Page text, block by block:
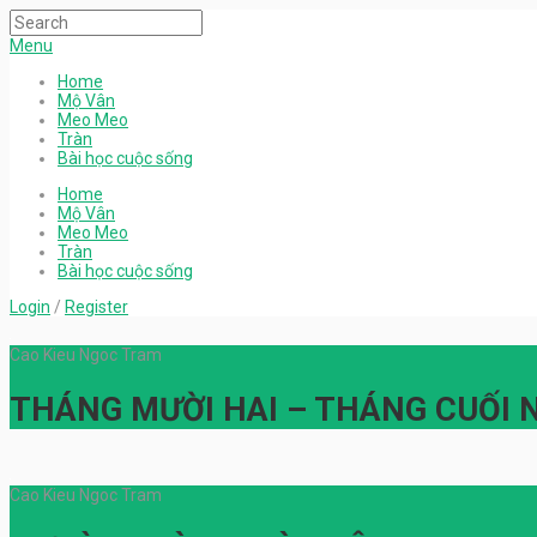
Menu
Home
Mộ Vân
Meo Meo
Tràn
Bài học cuộc sống
Home
Mộ Vân
Meo Meo
Tràn
Bài học cuộc sống
Login / Register
Cao Kieu Ngoc Tram
THÁNG MƯỜI HAI – THÁNG CUỐI
Cao Kieu Ngoc Tram